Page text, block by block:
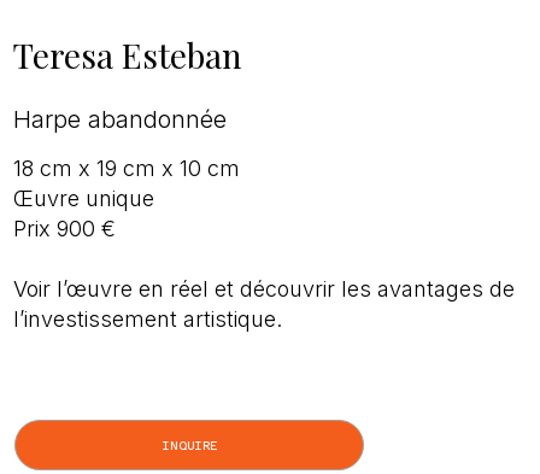
Teresa Esteban
Harpe abandonnée
18 cm x 19 cm x 10 cm
Œuvre unique
Prix 900 €
Voir l’œuvre en réel et découvrir les avantages de
l’investissement artistique.
INQUIRE